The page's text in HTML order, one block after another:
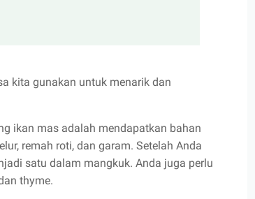
kita gunakan untuk menarik dan
ikan mas adalah mendapatkan bahan
remah roti, dan garam. Setelah Anda
satu dalam mangkuk. Anda juga perlu
thyme.